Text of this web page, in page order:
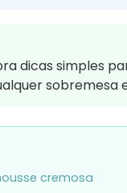
dicas simples
sobremesa
cremosa